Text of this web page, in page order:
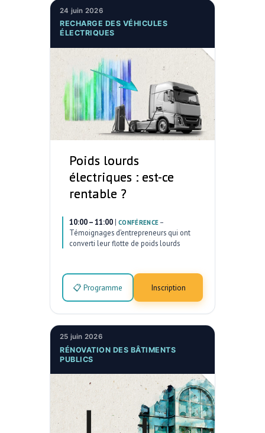
24 juin 2026
RECHARGE DES VÉHICULES
ÉLECTRIQUES
Poids lourds
électriques : est-ce
rentable ?
10:00 – 11:00 | CONFÉRENCE –
Témoignages d’entrepreneurs qui ont
converti leur flotte de poids lourds
📋 Programme Inscription
25 juin 2026
RÉNOVATION DES BÂTIMENTS
PUBLICS